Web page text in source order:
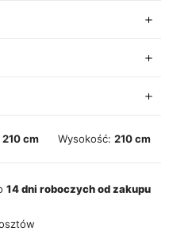
210 cm Wysokość:210 cm
14 dni roboczych od zakupu